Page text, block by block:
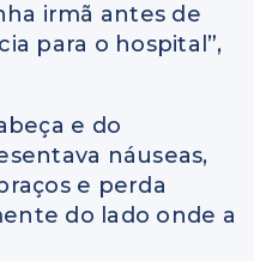
irmã antes de
para o hospital”,
e do
náuseas,
e perda
do lado onde a